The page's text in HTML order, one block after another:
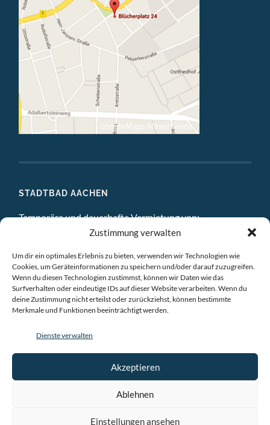
Zustimmung verwalten
Um dir ein optimales Erlebnis zu bieten, verwenden wir Technologien wie
Cookies, um Geräteinformationen zu speichern und/oder darauf zuzugreifen.
Wenn du diesen Technologien zustimmst, können wir Daten wie das
Surfverhalten oder eindeutige IDs auf dieser Website verarbeiten. Wenn du
deine Zustimmung nicht erteilst oder zurückziehst, können bestimmte
Merkmale und Funktionen beeinträchtigt werden.
Dienste verwalten
Akzeptieren
Ablehnen
Einstellungen ansehen
STADTBAD AACHEN
Temporäre und dauerhafte Vermietung von:
ATELIERS
EINZELBÜROS
GEMEINSCHAFTSBÜROS
BESPRECHUNGSRÄUME
VERANSTALTUNGSRÄUME